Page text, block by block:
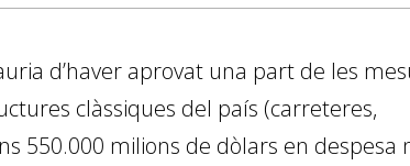
d’haver aprovat una part de les
clàssiques del país (carreteres,
550.000 milions de dòlars en despesa